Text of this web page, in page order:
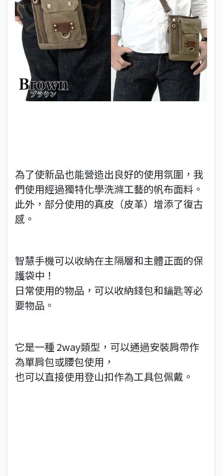
為了使新品也能營造出良好的使用氛圍，我
們使用經過獨特化學洗滌工藝的帆布面料。
此外，部分使用的真皮（皮革）增添了復古
感。
智慧手機可以收納在主隔層和主體正面的保
護袋中！
日常使用的物品，可以收納錢包和鑰匙等必
要物品。
它是一種 2way類型，可以通過安裝肩帶作
為單肩包或腰包使用，
也可以直接使用登山扣作為工具包佩戴。